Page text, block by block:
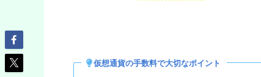
仮想通貨の手数料で大切なポイント